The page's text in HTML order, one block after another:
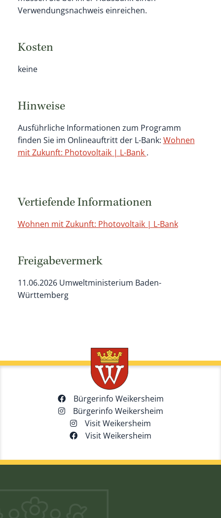
Verwendungsnachweis einreichen.
Kosten
keine
Hinweise
Ausführliche Informationen zum Programm
finden Sie im Onlineauftritt der L-Bank: Wohnen
mit Zukunft: Photovoltaik | L-Bank .
Vertiefende Informationen
Wohnen mit Zukunft: Photovoltaik | L-Bank
Freigabevermerk
11.06.2026 Umweltministerium Baden-
Württemberg
Bürgerinfo Weikersheim
Bürgerinfo Weikersheim
Visit Weikersheim
Visit Weikersheim